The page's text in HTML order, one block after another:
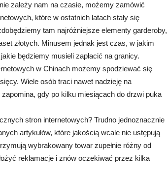
zależy nam na czasie, możemy zamówić
które w ostatnich latach stały się
tam najróżniejsze elementy garderoby,
złotych. Minusem jednak jest czas, w jakim
będziemy musieli zapłacić na granicy.
w Chinach możemy spodziewać się
Wiele osób traci nawet nadzieję na
gdy po kilku miesiącach do drzwi puka
stron internetowych? Trudno jednoznacznie
artykułów, które jakością wcale nie ustępują
wybrakowany towar zupełnie różny od
reklamacje i znów oczekiwać przez kilka